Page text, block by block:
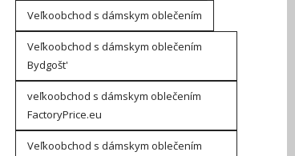
Veľkoobchod s dámskym oblečením
Veľkoobchod s dámskym oblečením
Bydgošt'
veľkoobchod s dámskym oblečením
FactoryPrice.eu
Veľkoobchod s dámskym oblečením